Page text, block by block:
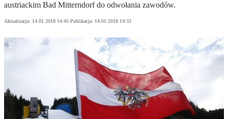
austriackim Bad Mitterndorf do odwołania zawodów.
Aktualizacja: 14.01.2018 14:45 Publikacja: 14.01.2018 14:33